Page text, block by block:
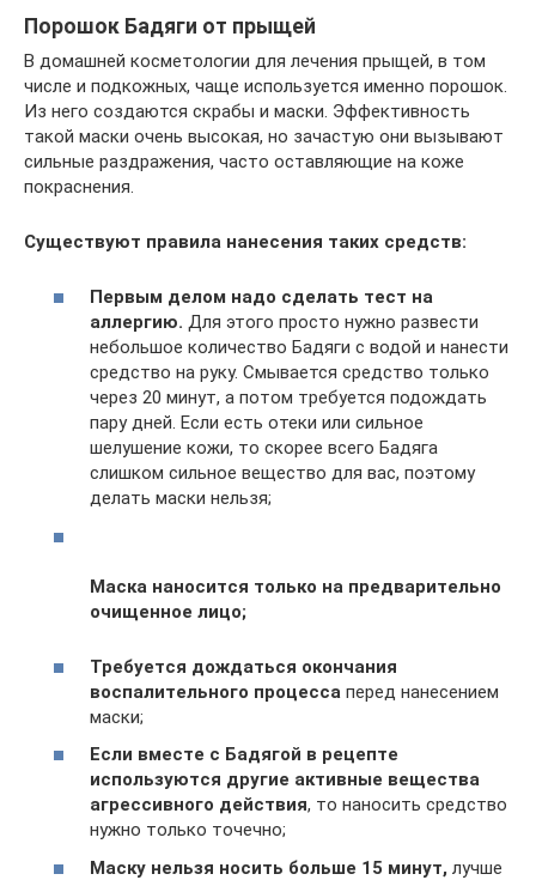
Порошок Бадяги от прыщей
В домашней косметологии для лечения прыщей, в том
числе и подкожных, чаще используется именно порошок.
Из него создаются скрабы и маски. Эффективность
такой маски очень высокая, но зачастую они вызывают
сильные раздражения, часто оставляющие на коже
покраснения.
Существуют правила нанесения таких средств:
Первым делом надо сделать тест на
аллергию. Для этого просто нужно развести
небольшое количество Бадяги с водой и нанести
средство на руку. Смывается средство только
через 20 минут, а потом требуется подождать
пару дней. Если есть отеки или сильное
шелушение кожи, то скорее всего Бадяга
слишком сильное вещество для вас, поэтому
делать маски нельзя;
Маска наносится только на предварительно
очищенное лицо;
Требуется дождаться окончания
воспалительного процесса перед нанесением
маски;
Если вместе с Бадягой в рецепте
используются другие активные вещества
агрессивного действия, то наносить средство
нужно только точечно;
Маску нельзя носить больше 15 минут, лучше